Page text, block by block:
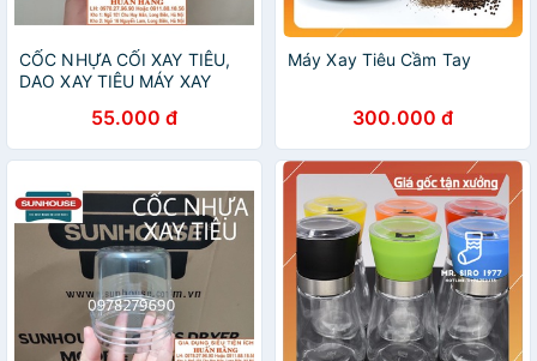
CỐC NHỰA CỐI XAY TIÊU,
DAO XAY TIÊU MÁY XAY
55.000 đ
Máy Xay Tiêu Cầm Tay
300.000 đ